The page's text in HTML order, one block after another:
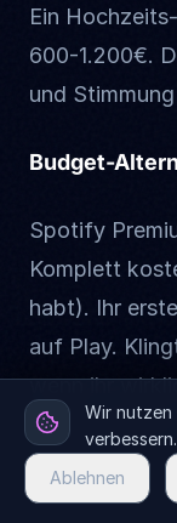
Ein
600-1.200€.
und
Budget-
Spotify
Komplett
habt). Ihr
auf Play.
wenn ihr
und
behält.
Wir nutzen
Ablehnen